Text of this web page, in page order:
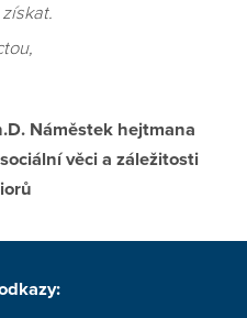
Náměstek hejtmana
věci a záležitosti